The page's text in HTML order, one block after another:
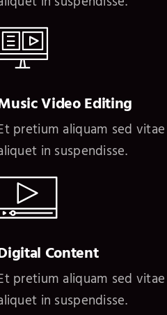
Video Editing
pretium aliquam sed
in suspendisse.
Content
pretium aliquam sed
in suspendisse.